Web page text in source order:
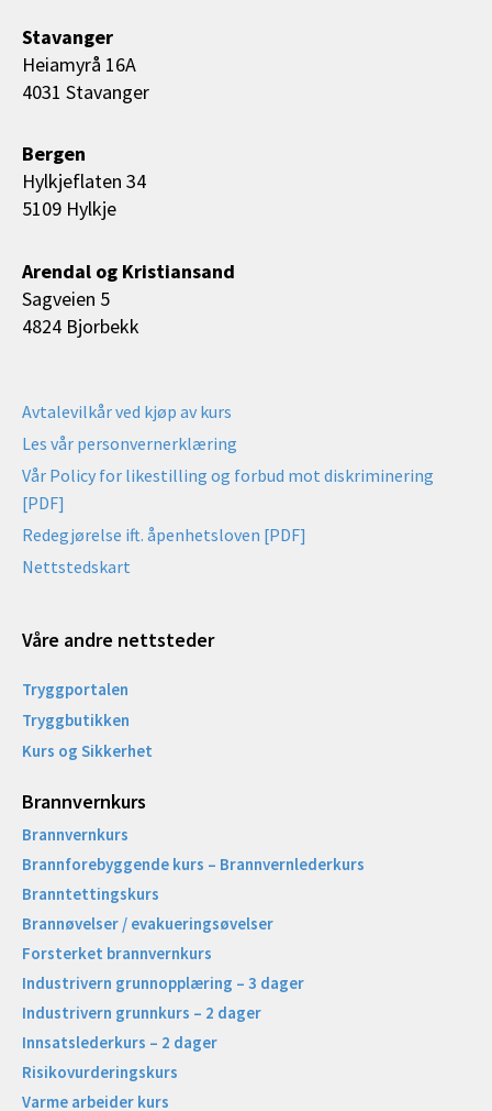
Stavanger
Heiamyrå 16A
4031 Stavanger
Bergen
Hylkjeflaten 34
5109 Hylkje
Arendal og Kristiansand
Sagveien 5
4824 Bjorbekk
Avtalevilkår ved kjøp av kurs
Les vår personvernerklæring
Vår Policy for likestilling og forbud mot diskriminering
[PDF]
Redegjørelse ift. åpenhetsloven [PDF]
Nettstedskart
Våre andre nettsteder
Tryggportalen
Tryggbutikken
Kurs og Sikkerhet
Brannvernkurs
Brannvernkurs
Brannforebyggende kurs – Brannvernlederkurs
Branntettingskurs
Brannøvelser / evakueringsøvelser
Forsterket brannvernkurs
Industrivern grunnopplæring – 3 dager
Industrivern grunnkurs – 2 dager
Innsatslederkurs – 2 dager
Risikovurderingskurs
Varme arbeider kurs